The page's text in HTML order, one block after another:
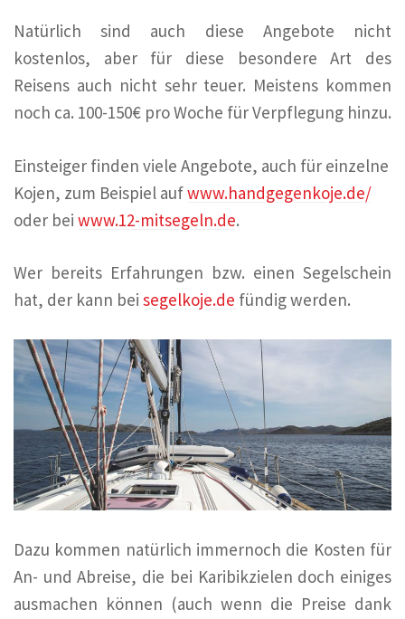
Natürlich sind auch diese Angebote nicht
kostenlos, aber für diese besondere Art des
Reisens auch nicht sehr teuer. Meistens kommen
noch ca. 100-150€ pro Woche für Verpflegung hinzu.
Einsteiger finden viele Angebote, auch für einzelne
Kojen, zum Beispiel aufwww.handgegenkoje.de/
oder bei www.12-mitsegeln.de.
Wer bereits Erfahrungen bzw. einen Segelschein
hat, der kann bei segelkoje.de fündig werden.
Dazu kommen natürlich immernoch die Kosten für
An- und Abreise, die bei Karibikzielen doch einiges
ausmachen können (auch wenn die Preise dank